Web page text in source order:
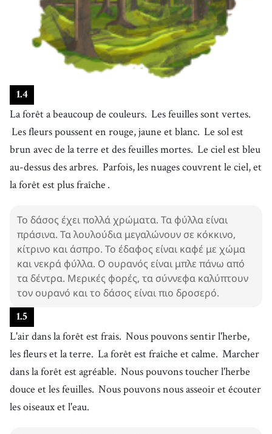
1.4
La forêt a beaucoup de couleurs. Les feuilles sont vertes.
Les fleurs poussent en rouge, jaune et blanc. Le sol est
brun avec de la terre et des feuilles mortes. Le ciel est bleu
au-dessus des arbres. Parfois, les nuages couvrent le ciel, et
la forêt est plus fraîche .
Το δάσος έχει πολλά χρώματα. Τα φύλλα είναι
πράσινα. Τα λουλούδια μεγαλώνουν σε κόκκινο,
κίτρινο και άσπρο. Το έδαφος είναι καφέ με χώμα
και νεκρά φύλλα. Ο ουρανός είναι μπλε πάνω από
τα δέντρα. Μερικές φορές, τα σύννεφα καλύπτουν
τον ουρανό και το δάσος είναι πιο δροσερό.
1.5
L'air dans la forêt est frais. Nous pouvons sentir l'herbe,
les fleurs et la terre. La forêt est fraîche et calme. Marcher
dans la forêt est agréable. Nous pouvons toucher l'herbe
douce et les feuilles. Nous pouvons nous asseoir et écouter
les oiseaux et l'eau.